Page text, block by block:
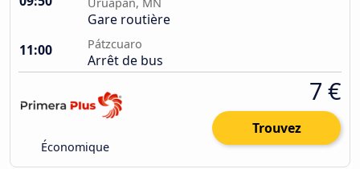
Gare routière
11:00
Pátzcuaro
Arrêt de bus
Économique
7 €
Trouvez